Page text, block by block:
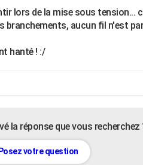
lors de la mise sous tension...
branchements, aucun fil n'est
hanté ! :/
la réponse que vous recherchez
Posez votre question